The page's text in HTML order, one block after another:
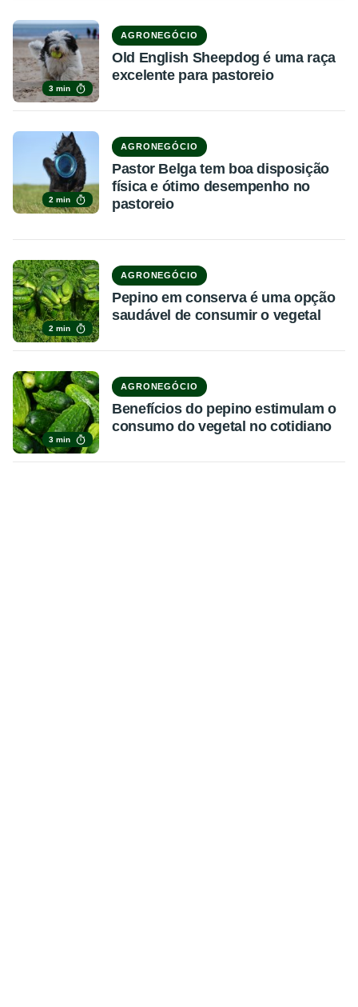
3 min
AGRONEGÓCIO
Old English Sheepdog é uma raça
excelente para pastoreio
2 min
AGRONEGÓCIO
Pastor Belga tem boa disposição
física e ótimo desempenho no
pastoreio
2 min
AGRONEGÓCIO
Pepino em conserva é uma opção
saudável de consumir o vegetal
3 min
AGRONEGÓCIO
Benefícios do pepino estimulam o
consumo do vegetal no cotidiano